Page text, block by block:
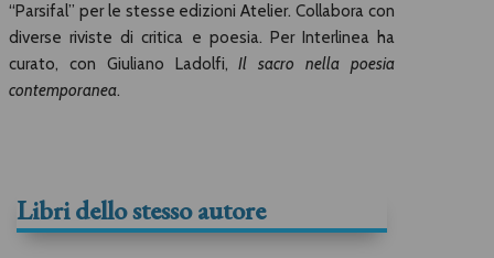
“Parsifal” per le stesse edizioni Atelier. Collabora con
diverse riviste di critica e poesia. Per Interlinea ha
curato, con Giuliano Ladolfi,Il sacro nella poesia
contemporanea.
Libri dello stesso autore